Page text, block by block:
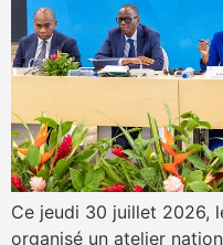
Ce jeudi 30 juillet 2026,
organisé un atelier